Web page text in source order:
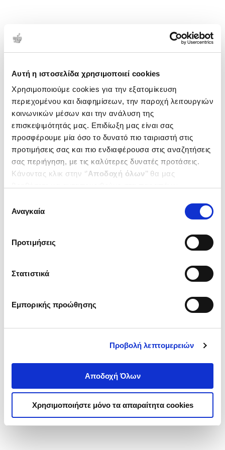
Αυτή η ιστοσελίδα χρησιμοποιεί cookies
Χρησιμοποιούμε cookies για την εξατομίκευση
περιεχομένου και διαφημίσεων, την παροχή λειτουργιών
κοινωνικών μέσων και την ανάλυση της
επισκεψιμότητάς μας. Επιδίωξη μας είναι σας
προσφέρουμε μία όσο το δυνατό πιο ταιριαστή στις
προτιμήσεις σας και πιο ενδιαφέρουσα στις αναζητήσεις
σας περιήγηση, με τις καλύτερες δυνατές προτάσεις.
Κάνοντας κλικ στην ‘’Αποδοχή όλων’’ θα μας
ενδιαφέρουν και να επιλέξετε από τα παρακάτω με την
΄΄και να ενημερωθείτε σχετικά με
συγκατάθεσης
Αναγκαία
Προτιμήσεις
Στατιστικά
Εμπορικής προώθησης
Προβολή λεπτομερειών
Αποδοχή Όλων
Χρησιμοποιήστε μόνο τα απαραίτητα cookies